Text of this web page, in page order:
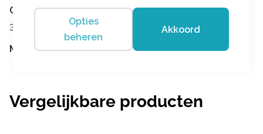
Omschrijving
3+ medium
Merk: Romagnoli
Vergelijkbare producten
Opties
beheren
Akkoord